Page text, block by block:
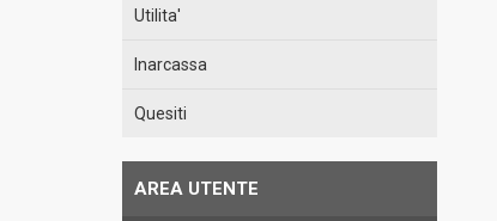
Utilita'
Inarcassa
Quesiti
AREA UTENTE